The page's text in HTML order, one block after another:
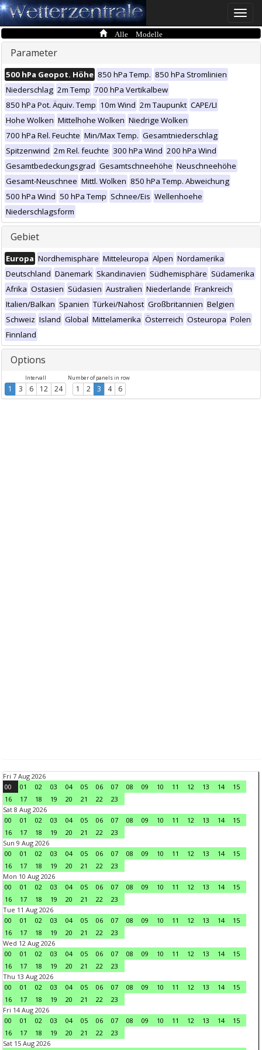
Toggle
Alle Modelle
Parameter
500 hPa Geopot. Höhe 850 hPa Temp. 850 hPa Stromlinien
Niederschlag 2m Temp 700 hPa Vertikalbew
850 hPa Pot. Äquiv. Temp 10m Wind 2m Taupunkt CAPE/LI
Hohe Wolken Mittelhohe Wolken Niedrige Wolken
700 hPa Rel. Feuchte Min/Max Temp. Gesamtniederschlag
Spitzenwind 2m Rel. feuchte 300 hPa Wind 200 hPa Wind
Gesamtbedeckungsgrad Gesamtschneehöhe Neuschneehöhe
Gesamt-Neuschnee Mittl. Wolken 850 hPa Temp. Abweichung
500 hPa Wind 50 hPa Temp Schnee/Eis Wellenhoehe
Niederschlagsform
Gebiet
Europa Nordhemisphäre Mitteleuropa Alpen Nordamerika
Deutschland Dänemark Skandinavien Südhemisphäre Südamerika
Afrika Ostasien Südasien Australien Niederlande Frankreich
Italien/Balkan Spanien Türkei/Nahost Großbritannien Belgien
Schweiz Island Global Mittelamerika Österreich Osteuropa Polen
Finnland
Options
Intervall
1 3 6 12 24
Number of panels in row
1 2 3 4 6
Fri 7 Aug 2026
00
01 02 03 04 05 06 07 08 09 10 11 12 13 14
15
16
17 18 19 20 21 22
23
Sat 8 Aug 2026
00
01 02 03 04 05 06 07 08 09 10 11 12 13 14
15
16
17 18 19 20 21 22
23
Sun 9 Aug 2026
00
01 02 03 04 05 06 07 08 09 10 11 12 13 14
15
16
17 18 19 20 21 22
23
Mon 10 Aug 2026
00
01 02 03 04 05 06 07 08 09 10 11 12 13 14
15
16
17 18 19 20 21 22
23
Tue 11 Aug 2026
00
01 02 03 04 05 06 07 08 09 10 11 12 13 14
15
16
17 18 19 20 21 22
23
Wed 12 Aug 2026
00
01 02 03 04 05 06 07 08 09 10 11 12 13 14
15
16
17 18 19 20 21 22
23
Thu 13 Aug 2026
00
01 02 03 04 05 06 07 08 09 10 11 12 13 14
15
16
17 18 19 20 21 22
23
Fri 14 Aug 2026
00
01 02 03 04 05 06 07 08 09 10 11 12 13 14
15
16
17 18 19 20 21 22
23
Sat 15 Aug 2026